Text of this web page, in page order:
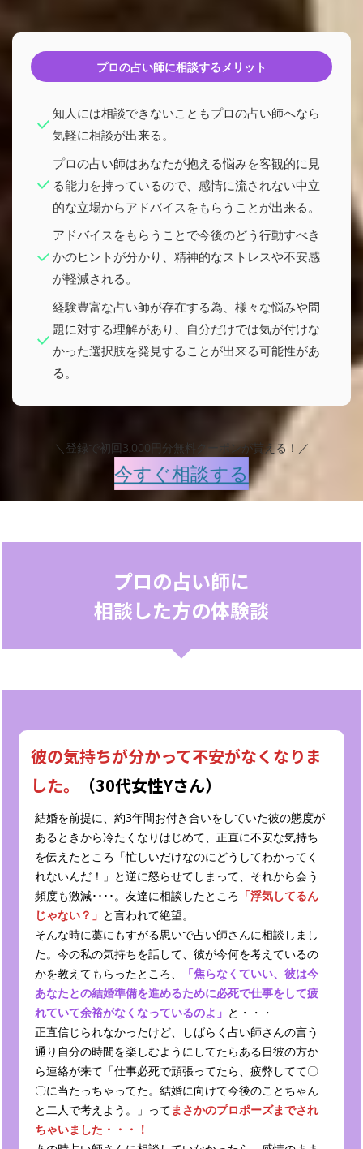
プロの占い師に相談するメリット
知人には相談できないこともプロの占い師へなら
気軽に相談が出来る。
プロの占い師はあなたが抱える悩みを客観的に見
る能力を持っているので、感情に流されない中立
的な立場からアドバイスをもらうことが出来る。
アドバイスをもらうことで今後のどう行動すべき
かのヒントが分かり、精神的なストレスや不安感
が軽減される。
経験豊富な占い師が存在する為、様々な悩みや問
題に対する理解があり、自分だけでは気が付けな
かった選択肢を発見することが出来る可能性があ
る。
＼登録で初回3,000円分無料クーポンが貰える！／
今すぐ相談する
プロの占い師に
相談した方の体験談
彼の気持ちが分かって不安がなくなりま
した。
（30代女性Yさん）
結婚を前提に、約3年間お付き合いをしていた彼の態度が
あるときから冷たくなりはじめて、正直に不安な気持ち
を伝えたところ「忙しいだけなのにどうしてわかってく
れないんだ！」と逆に怒らせてしまって、それから会う
頻度も激減････。友達に相談したところ 「浮気してるん
じゃない？」 と言われて絶望。
そんな時に藁にもすがる思いで占い師さんに相談しまし
た。今の私の気持ちを話して、彼が今何を考えているの
かを教えてもらったところ、
「焦らなくていい、彼は今
あなたとの結婚準備を進めるために必死で仕事をして疲
れていて余裕がなくなっているのよ」 と・・・
正直信じられなかったけど、しばらく占い師さんの言う
通り自分の時間を楽しむようにしてたらある日彼の方か
ら連絡が来て「仕事必死で頑張ってたら、疲弊してて〇
〇に当たっちゃってた。結婚に向けて今後のことちゃん
と二人で考えよう。」ってまさかのプロポーズまでされ
ちゃいました・・・！